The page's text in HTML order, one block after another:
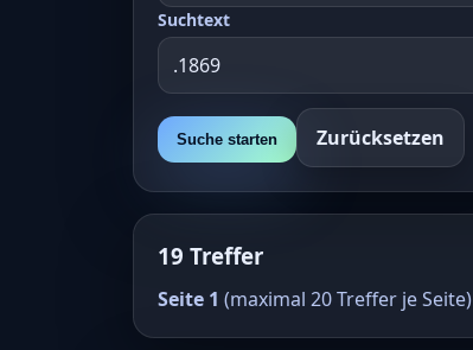
Suchtext
Suche starten Zurücksetzen
19 Treffer
Seite 1 (maximal 20 Treffer je Seite)